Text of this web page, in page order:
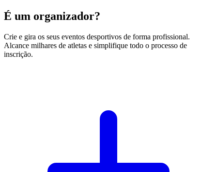
É um organizador?
Crie e gira os seus eventos desportivos de forma profissional.
Alcance milhares de atletas e simplifique todo o processo de
inscrição.